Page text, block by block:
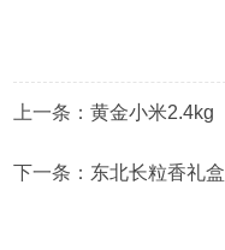
上一条：黄金小米2.4kg
下一条： 东北长粒香礼盒